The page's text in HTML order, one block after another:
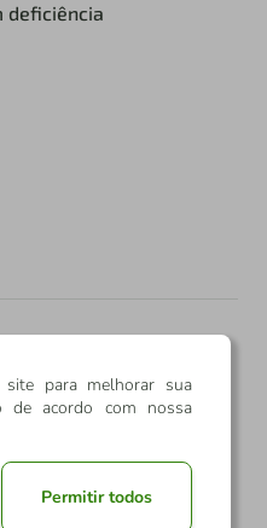
deficiência
site para melhorar sua
de acordo com nossa
Permitir todos